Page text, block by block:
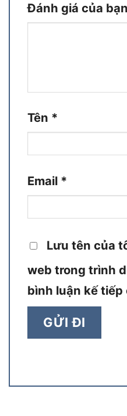
Đánh giá của bạn
Tên *
Email *
Lưu tên của
web trong trình
bình luận kế tiếp